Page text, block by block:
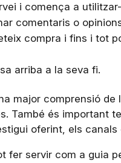
i comença a
comentaris o
compra i fins i tot
arriba a la seva fi.
major comprensió
També és important
oferint, els
fer servir com a guia